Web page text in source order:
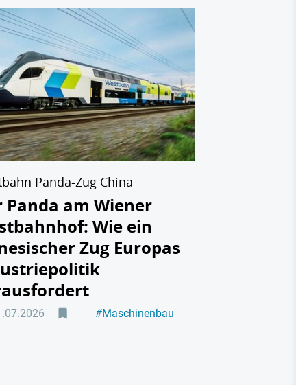
Panda-Zug China
Panda am Wiener
Wie ein
Zug Europas
#Maschinenbau